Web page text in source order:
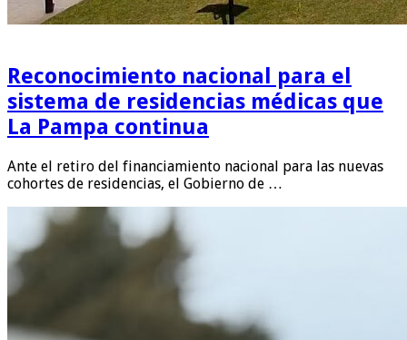
Reconocimiento nacional para el
sistema de residencias médicas que
La Pampa continua
Ante el retiro del financiamiento nacional para las nuevas
cohortes de residencias, el Gobierno de …